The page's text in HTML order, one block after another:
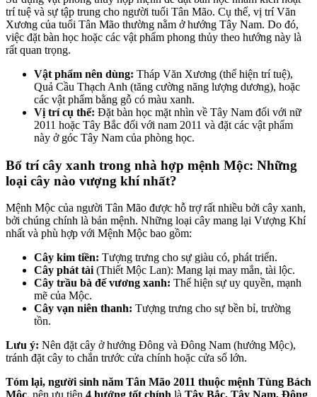
trí tuệ và sự tập trung cho người tuổi Tân Mão. Cụ thể, vị trí Văn
Xương của tuổi Tân Mão thường nằm ở hướng Tây Nam. Do đó,
việc đặt bàn học hoặc các vật phẩm phong thủy theo hướng này là
rất quan trọng.
Vật phẩm nên dùng: Tháp Văn Xương (thể hiện trí tuệ),
Quả Cầu Thạch Anh (tăng cường năng lượng dương), hoặc
các vật phẩm bằng gỗ có màu xanh.
Vị trí cụ thể: Đặt bàn học mặt nhìn về Tây Nam đối với nữ
2011 hoặc Tây Bắc đối với nam 2011 và đặt các vật phẩm
này ở góc Tây Nam của phòng học.
Bố trí cây xanh trong nhà hợp mệnh Mộc: Những
loại cây nào vượng khí nhất?
Mệnh Mộc của người Tân Mão được hỗ trợ rất nhiều bởi cây xanh,
bởi chúng chính là bản mệnh. Những loại cây mang lại Vượng Khí
nhất và phù hợp với Mệnh Mộc bao gồm:
Cây kim tiền: Tượng trưng cho sự giàu có, phát triển.
Cây phát tài (Thiết Mộc Lan): Mang lại may mắn, tài lộc.
Cây trầu bà đế vương xanh: Thể hiện sự uy quyền, mạnh
mẽ của Mộc.
Cây vạn niên thanh: Tượng trưng cho sự bền bỉ, trường
tồn.
Lưu ý: Nên đặt cây ở hướng Đông và Đông Nam (hướng Mộc),
tránh đặt cây to chắn trước cửa chính hoặc cửa sổ lớn.
Tóm lại, người sinh năm Tân Mão 2011 thuộc mệnh Tùng Bách